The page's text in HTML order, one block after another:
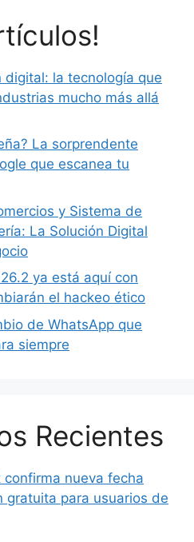
digital: la tecnología que
mucho más allá
La sorprendente
que escanea tu
y Sistema de
La Solución Digital
ya está aquí con
el hackeo ético
de WhatsApp que
siempre
Recientes
confirma nueva fecha
gratuita para usuarios de